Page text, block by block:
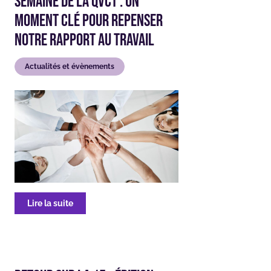
moment clé pour repenser
notre rapport au travail
Actualités et évènements
Lire la suite